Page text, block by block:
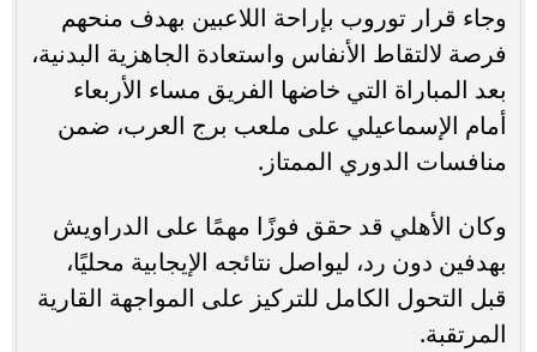
وجاء قرار توروب بإراحة اللاعبين بهدف منحهم
فرصة لالتقاط الأنفاس واستعادة الجاهزية البدنية،
بعد المباراة التي خاضها الفريق مساء الأربعاء
أمام الإسماعيلي على ملعب برج العرب، ضمن
منافسات الدوري الممتاز.
وكان الأهلي قد حقق فوزًا مهمًا على الدراويش
بهدفين دون رد، ليواصل نتائجه الإيجابية محليًا،
قبل التحول الكامل للتركيز على المواجهة القارية
المرتقبة.